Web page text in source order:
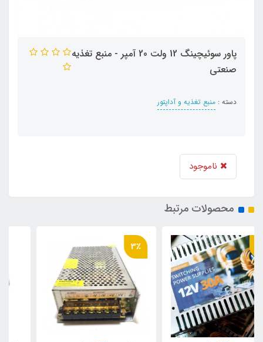
پاور سوئیچینگ 12 ولت 20 آمپر - منبع تغذیه
صنعتی
دسته : منبع تغذیه و آداپتور
ناموجود
محصولات مرتبط
3٪